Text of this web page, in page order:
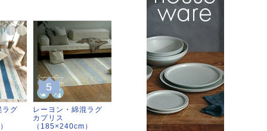
ラグ
5
レーヨン・綿混ラグ
カプリス
（185×240cm）